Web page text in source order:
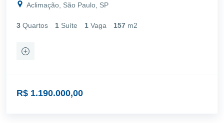
Aclimação, São Paulo, SP
3 Quartos 1 Suíte 1 Vaga 157 m2
R$ 1.190.000,00